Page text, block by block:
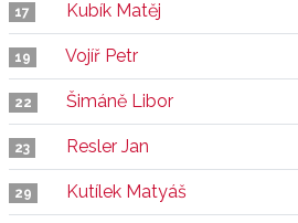
17 Kubík Matěj
19 Vojíř Petr
22 Šimáně Libor
23 Resler Jan
29 Kutílek Matyáš